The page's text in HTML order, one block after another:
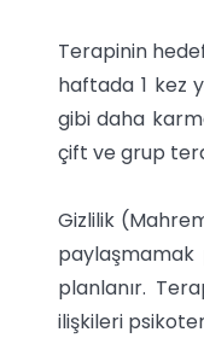
Terapinin
haftada 1 kez
gibi daha
çift ve grup
Gizlilik
planlanır.
ilişkileri